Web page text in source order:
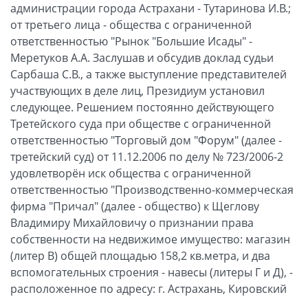
администрации города Астрахани - Тутаринова И.В.;
от третьего лица - общества с ограниченной
ответственностью "Рынок "Большие Исады" -
Меретуков А.А. Заслушав и обсудив доклад судьи
Сарбаша С.В., а также выступление представителей
участвующих в деле лиц, Президиум установил
следующее. Решением постоянно действующего
Третейского суда при обществе с ограниченной
ответственностью "Торговый дом "Форум" (далее -
третейский суд) от 11.12.2006 по делу № 723/2006-2
удовлетворён иск общества с ограниченной
ответственностью "Производственно-коммерческая
фирма "Причал" (далее - общество) к Щеглову
Владимиру Михайловичу о признании права
собственности на недвижимое имущество: магазин
(литер В) общей площадью 158,2 кв.метра, и два
вспомогательных строения - навесы (литеры Г и Д), -
расположенное по адресу: г. Астрахань, Кировский